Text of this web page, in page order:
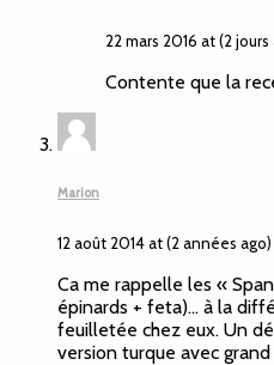
22 mars 2016 at (2 jours
Contente que la
Marion
12 août 2014 at (2 années ago)
Ca me rappelle les «
épinards + feta)… à la
feuilletée chez eux. Un
version turque avec grand